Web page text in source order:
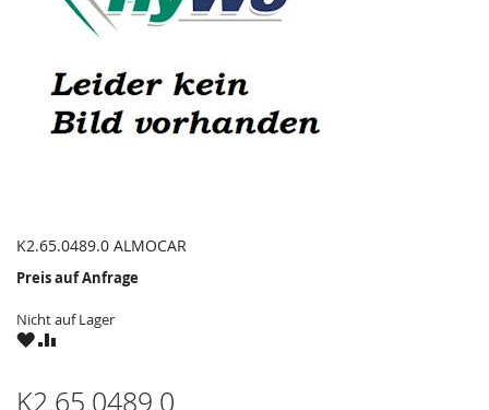
K2.65.0489.0 ALMOCAR
Preis auf Anfrage
Nicht auf Lager
ZUZU
K2.65.0489.0